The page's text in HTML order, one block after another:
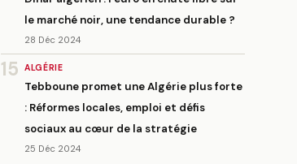
le marché noir, une tendance durable ?
28 Déc 2024
15 ALGÉRIE
Tebboune promet une Algérie plus forte
: Réformes locales, emploi et défis
sociaux au cœur de la stratégie
25 Déc 2024